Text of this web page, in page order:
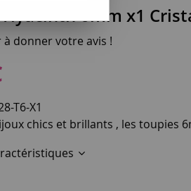
6mm x1
à donner votre avis !
T6-X1
chics et brillants , les toupies